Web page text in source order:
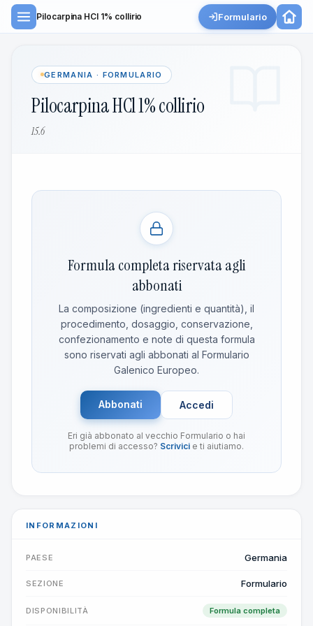
Pilocarpina HCl 1% collirio Formulario
GERMANIA · FORMULARIO
Pilocarpina HCl 1% collirio
15.6
Formula completa riservata agli
abbonati
La composizione (ingredienti e quantità), il
procedimento, dosaggio, conservazione,
confezionamento e note di questa formula
sono riservati agli abbonati al Formulario
Galenico Europeo.
Abbonati Accedi
Eri già abbonato al vecchio Formulario o hai
problemi di accesso? Scrivici e ti aiutiamo.
INFORMAZIONI
PAESE Germania
SEZIONE Formulario
DISPONIBILITÀ Formula completa